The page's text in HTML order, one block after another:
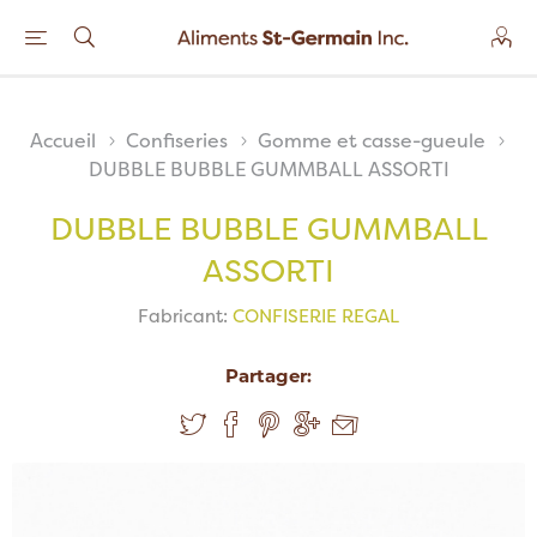
Accueil Confiseries
Gomme et casse-gueule
DUBBLE BUBBLE GUMMBALL ASSORTI
DUBBLE BUBBLE GUMMBALL
ASSORTI
Fabricant: CONFISERIE REGAL
Partager: